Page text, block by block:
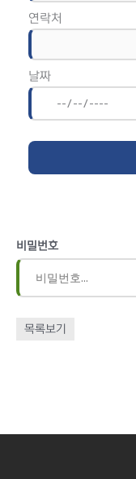
연락처
날짜
비밀번호
목록보기